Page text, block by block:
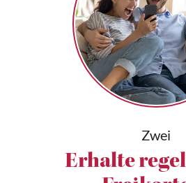
Zwei
Erhalte